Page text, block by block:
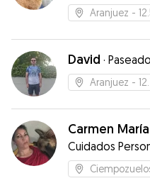
Aranjuez -
David ·
Aranjuez -
Carmen María
Cuidados
Perros y Gatos.
Educación